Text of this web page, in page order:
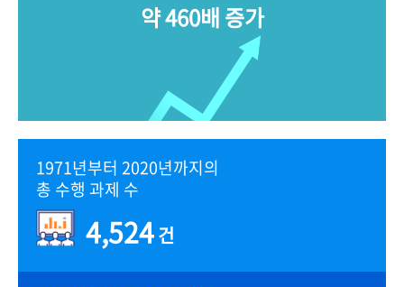
약 460배 증가
1971년부터 2020년까지의
총 수행 과제 수
4,524건